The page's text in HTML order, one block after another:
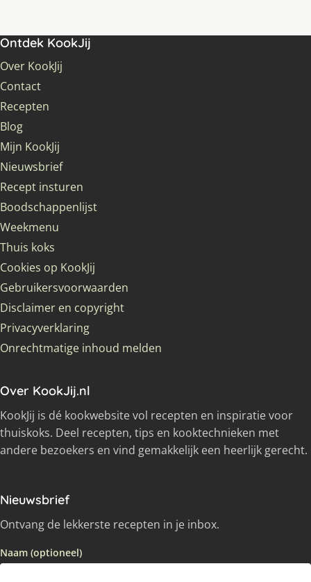
Ontdek KookJij
Over KookJij
Contact
Recepten
Blog
Mijn KookJij
Nieuwsbrief
Recept insturen
Boodschappenlijst
Weekmenu
Thuis koks
Cookies op KookJij
Gebruikersvoorwaarden
Disclaimer en copyright
Privacyverklaring
Onrechtmatige inhoud melden
Over KookJij.nl
KookJij is dé kookwebsite vol recepten en inspiratie voor
thuiskoks. Deel recepten, tips en kooktechnieken met
andere bezoekers en vind gemakkelijk een heerlijk gerecht.
Nieuwsbrief
Ontvang de lekkerste recepten in je inbox.
Naam (optioneel)